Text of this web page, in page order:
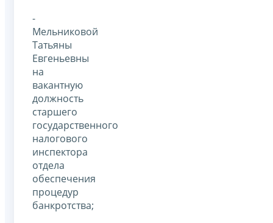
-
Мельниковой
Татьяны
Евгеньевны
на
вакантную
должность
старшего
государственного
налогового
инспектора
отдела
обеспечения
процедур
банкротства;